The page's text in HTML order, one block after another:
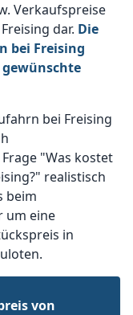
Verkaufspreise
dar. Die
bei Freising
bei Freising
"Was kostet
realistisch
beim
um eine
in
von